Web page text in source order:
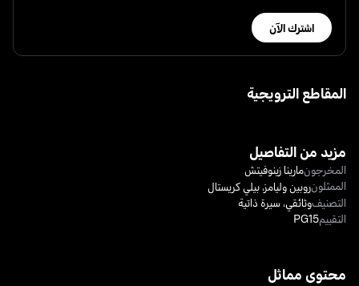
اشترك الآن
المقاطع الترويجية
مزيد من التفاصيل
المخرجونمارينا زينوفيتش
الممثلونروبين وليامز،بيلي كريستال
التصنيفوثائقي، سيرة ذاتية
التقييمPG15
محتوى مماثل